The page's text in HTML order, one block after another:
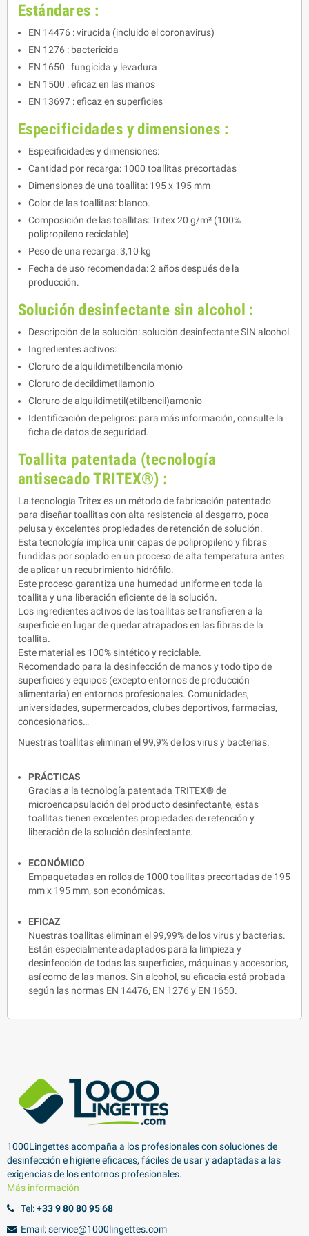
Estándares :
EN 14476 : virucida (incluido el coronavirus)
EN 1276 : bactericida
EN 1650 : fungicida y levadura
EN 1500 : eficaz en las manos
EN 13697 : eficaz en superficies
Especificidades y dimensiones :
Especificidades y dimensiones:
Cantidad por recarga: 1000 toallitas precortadas
Dimensiones de una toallita: 195 x 195 mm
Color de las toallitas: blanco.
Composición de las toallitas: Tritex 20 g/m² (100%
polipropileno reciclable)
Peso de una recarga: 3,10 kg
Fecha de uso recomendada: 2 años después de la
producción.
Solución desinfectante sin alcohol :
Descripción de la solución: solución desinfectante SIN alcohol
Ingredientes activos:
Cloruro de alquildimetilbencilamonio
Cloruro de decildimetilamonio
Cloruro de alquildimetil(etilbencil)amonio
Identificación de peligros: para más información, consulte la
ficha de datos de seguridad.
Toallita patentada (tecnología
antisecado TRITEX®) :
La tecnología Tritex es un método de fabricación patentado
para diseñar toallitas con alta resistencia al desgarro, poca
pelusa y excelentes propiedades de retención de solución.
Esta tecnología implica unir capas de polipropileno y fibras
fundidas por soplado en un proceso de alta temperatura antes
de aplicar un recubrimiento hidrófilo.
Este proceso garantiza una humedad uniforme en toda la
toallita y una liberación eficiente de la solución.
Los ingredientes activos de las toallitas se transfieren a la
superficie en lugar de quedar atrapados en las fibras de la
toallita.
Este material es 100% sintético y reciclable.
Recomendado para la desinfección de manos y todo tipo de
superficies y equipos (excepto entornos de producción
alimentaria) en entornos profesionales. Comunidades,
universidades, supermercados, clubes deportivos, farmacias,
concesionarios…
Nuestras toallitas eliminan el 99,9% de los virus y bacterias.
PRÁCTICAS
Gracias a la tecnología patentada TRITEX® de
microencapsulación del producto desinfectante, estas
toallitas tienen excelentes propiedades de retención y
liberación de la solución desinfectante.
ECONÓMICO
Empaquetadas en rollos de 1000 toallitas precortadas de 195
mm x 195 mm, son económicas.
EFICAZ
Nuestras toallitas eliminan el 99,99% de los virus y bacterias.
Están especialmente adaptados para la limpieza y
desinfección de todas las superficies, máquinas y accesorios,
así como de las manos. Sin alcohol, su eficacia está probada
según las normas EN 14476, EN 1276 y EN 1650.
1000Lingettes acompaña a los profesionales con soluciones de
desinfección e higiene eficaces, fáciles de usar y adaptadas a las
exigencias de los entornos profesionales.
Más información
Tel:+33 9 80 80 95 68
Email: service@1000lingettes.com